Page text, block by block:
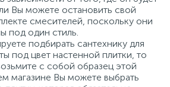
Вы можете остановить свой
смесителей, поскольку они
под один стиль.
подбирать сантехнику для
под цвет настенной плитки, то
с собой образец этой
магазине Вы можете выбрать